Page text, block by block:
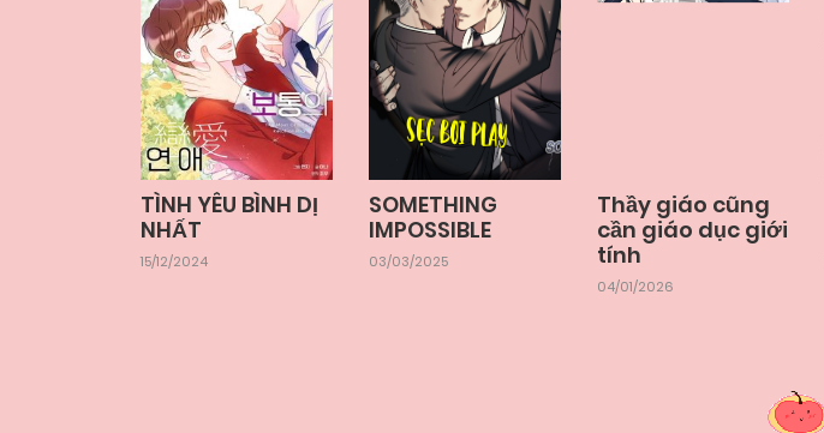
TÌNH YÊU BÌNH DỊ
NHẤT
15/12/2024
SOMETHING
IMPOSSIBLE
03/03/2025
Thầy giáo cũng
cần giáo dục giới
tính
04/01/2026